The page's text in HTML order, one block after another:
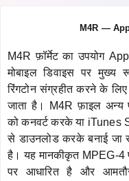
M4R —
M4R फ़ॉर्मेट का उपयोग
मोबाइल डिवाइस पर मुख्य
रिंगटोन संग्रहीत करने के लिए
जाता है। M4R फ़ाइल अन्य
को कनवर्ट करके या iTunes
से डाउनलोड करके बनाई जा
है। यह मानकीकृत MPEG-4
पर आधारित है और